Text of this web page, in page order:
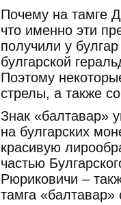
Почему на тамге
что именно эти
получили у
булгарской
Поэтому
стрелы, а также
Знак «балтавар»
на булгарских
красивую
частью
Рюриковичи –
тамга «балтавар»